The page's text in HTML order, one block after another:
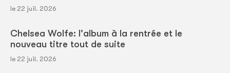
le 22 juil. 2026
Chelsea Wolfe: l'album à la rentrée et le
nouveau titre tout de suite
le 22 juil. 2026